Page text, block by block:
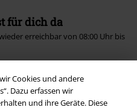
Cookies und andere
Dazu erfassen wir
und ihre Geräte. Diese
für dich da
erreichbar von 08:00 Uhr bis